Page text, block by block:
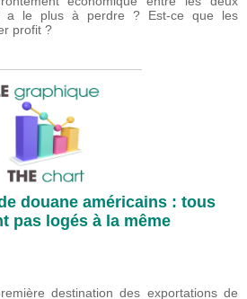
a le plus à perdre ? Est-ce que les
profit ?
douane américains : tous
pas logés à la même
destination des exportations de